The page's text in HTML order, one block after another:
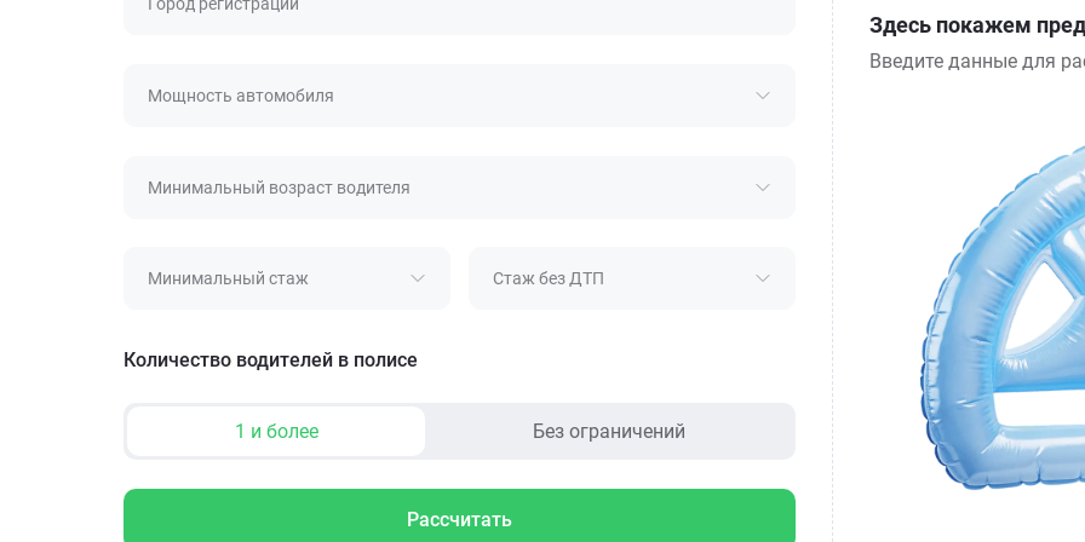
Мощность автомобиля
Минимальный возраст водителя
Минимальный стаж Стаж без ДТП
Количество водителей в полисе
1 и более Без ограничений
Рассчитать
Здесь покажем
Введите данные для